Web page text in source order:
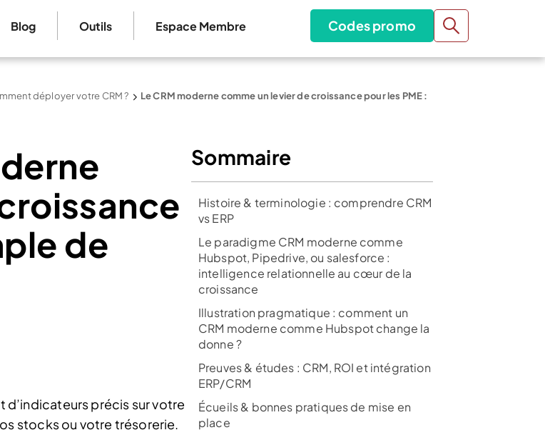
Blog Outils Espace Membre Codes promo
déployer votre CRM ?
Le CRM moderne comme un levier de croissance pour les PME :
de
précis sur votre
stocks ou votre trésorerie.
Sommaire
Histoire & terminologie : comprendre CRM
vs ERP
Le paradigme CRM moderne comme
Hubspot, Pipedrive, ou salesforce :
intelligence relationnelle au cœur de la
croissance
Illustration pragmatique : comment un
CRM moderne comme Hubspot change la
donne ?
Preuves & études : CRM, ROI et intégration
ERP/CRM
Écueils & bonnes pratiques de mise en
place